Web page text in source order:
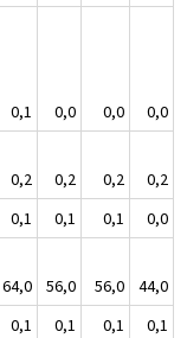
0,1 0,0 0,0
0,0
0,2 0,2 0,2
0,2
0,1 0,1 0,1
0,0
64,0 56,0 56,0
44,0
0,1 0,1 0,1
0,1